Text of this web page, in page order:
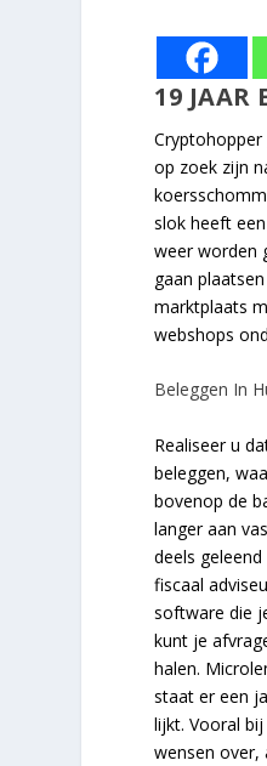
19 JAAR
op zoek zijn
slok heeft
weer worden
gaan
marktplaats
webshops
Beleggen In
Realiseer u
beleggen,
bovenop de
langer aan
deels
fiscaal
software die
kunt je
halen.
staat er een
lijkt. Vooral
wensen over,